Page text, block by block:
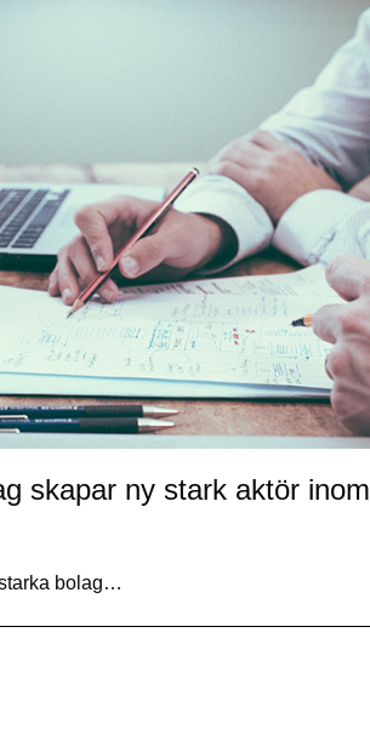
skapar ny stark aktör inom
bolag…